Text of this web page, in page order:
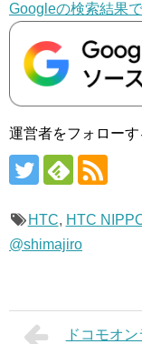
Googleの検索結果
運営者をフォローす
HTC, HTC
@shimajiro
ドコモオ